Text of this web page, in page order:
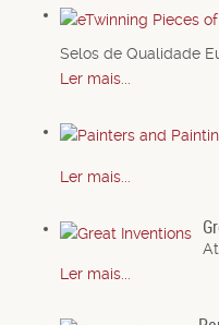
Selos de Qualidade
Ler mais...
Ler mais...
Ler mais...